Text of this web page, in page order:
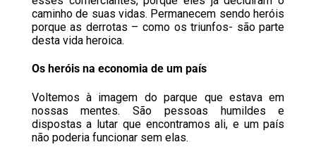
caminho de suas vidas. Permanecem sendo heróis
porque as derrotas – como os triunfos- são parte
desta vida heroica.
Os heróis na economia de um país
Voltemos à imagem do parque que estava em
nossas mentes. São pessoas humildes e
dispostas a lutar que encontramos ali, e um país
não poderia funcionar sem elas.